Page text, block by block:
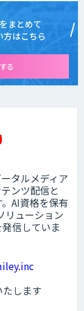
まとめて
方はこちら
る
タルメディア
ンツ配信と
AI資格を保有
リューション
信していま
します